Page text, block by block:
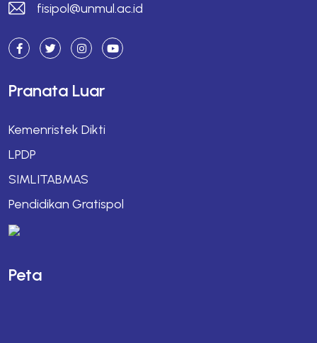
fisipol@unmul.ac.id
Pranata Luar
Kemenristek Dikti
LPDP
SIMLITABMAS
Pendidikan Gratispol
Peta